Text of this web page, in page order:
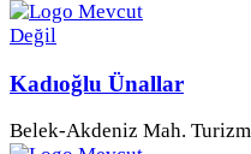
Kadıoğlu Ünallar
Belek-Akdeniz Mah.